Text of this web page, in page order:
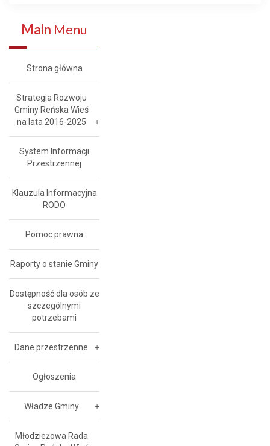
Main Menu
Strona główna
Strategia Rozwoju
Gminy Reńska Wieś
na lata 2016-2025
System Informacji
Przestrzennej
Klauzula Informacyjna
RODO
Pomoc prawna
Raporty o stanie Gminy
Dostępność dla osób ze
szczególnymi
potrzebami
Dane przestrzenne
Ogłoszenia
Władze Gminy
Młodzieżowa Rada